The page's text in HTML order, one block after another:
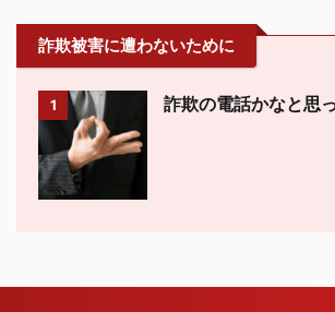
詐欺被害に遭わないために
1 詐欺の電話かなと思